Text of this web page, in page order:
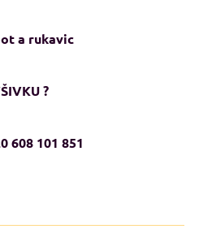
a rukavic
?
608 101 851